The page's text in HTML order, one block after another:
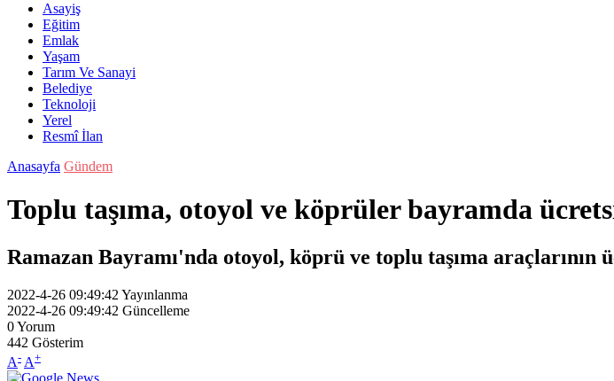
Asayiş
Eğitim
Emlak
Yaşam
Tarım Ve Sanayi
Belediye
Teknoloji
Yerel
Resmî İlan
Anasayfa Gündem
Toplu taşıma, otoyol ve köprüler bayramda
Ramazan Bayramı'nda otoyol, köprü ve toplu taşıma
2022-4-26 09:49:42 Yayınlanma
2022-4-26 09:49:42 Güncelleme
0Yorum
442 Gösterim
A- A+